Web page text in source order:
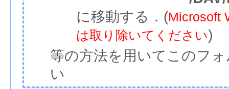
に移動する．(Microsoft
は取り除いてください)
等の方法を用いてこのフ
い